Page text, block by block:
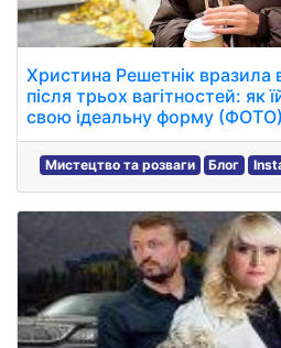
Христина Решетнік вразила
після трьох вагітностей: як
свою ідеальну форму
Мистецтво та розваги Блог